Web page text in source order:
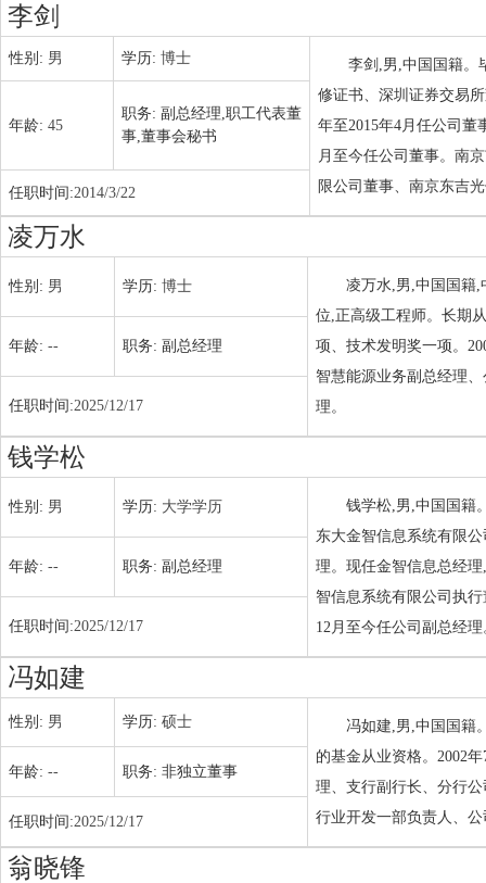
李剑
性别: 男 学历: 博士
李剑,男,中国国籍。
修证书、深圳证券交易
年至2015年4月任公司董
月至今任公司董事。南
限公司董事、南京东吉
年龄: 45
职务: 副总经理,职工代表董
事,董事会秘书
任职时间:2014/3/22
凌万水
性别: 男 学历: 博士
凌万水,男,中国国籍,
位,正高级工程师。长期
项、技术发明奖一项。
智慧能源业务副总经理
理。
年龄: -- 职务: 副总经理
任职时间:2025/12/17
钱学松
性别: 男 学历: 大学学历
钱学松,男,中国国籍
东大金智信息系统有限
理。现任金智信息总经
智信息系统有限公司执
12月至今任公司副总经理
年龄: -- 职务: 副总经理
任职时间:2025/12/17
冯如建
性别: 男 学历: 硕士
冯如建,男,中国国籍
的基金从业资格。2002
理、支行副行长、分行
行业开发一部负责人、
年龄: -- 职务: 非独立董事
任职时间:2025/12/17
翁晓锋